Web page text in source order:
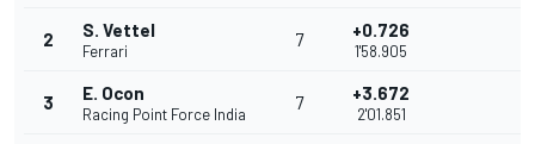
2 S. Vettel
Ferrari
7 +0.726
1'58.905
3 E. Ocon
Racing Point Force India
7 +3.672
2'01.851